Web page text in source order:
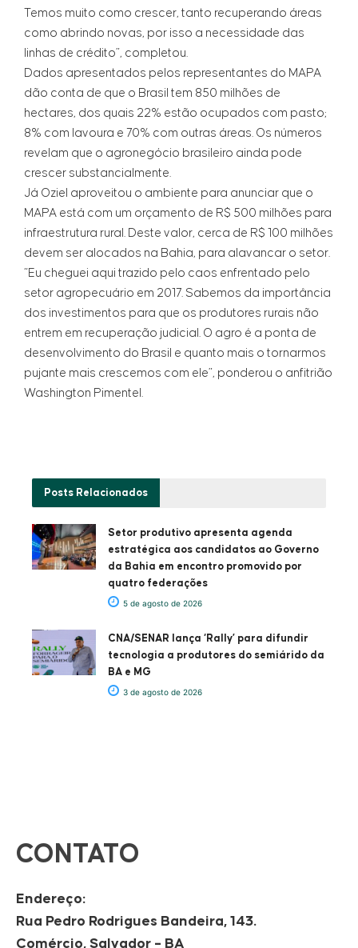
Temos muito como crescer, tanto recuperando áreas
como abrindo novas, por isso a necessidade das
linhas de crédito”, completou.
Dados apresentados pelos representantes do MAPA
dão conta de que o Brasil tem 850 milhões de
hectares, dos quais 22% estão ocupados com pasto;
8% com lavoura e 70% com outras áreas. Os números
revelam que o agronegócio brasileiro ainda pode
crescer substancialmente.
Já Oziel aproveitou o ambiente para anunciar que o
MAPA está com um orçamento de R$ 500 milhões para
infraestrutura rural. Deste valor, cerca de R$ 100 milhões
devem ser alocados na Bahia, para alavancar o setor.
“Eu cheguei aqui trazido pelo caos enfrentado pelo
setor agropecuário em 2017. Sabemos da importância
dos investimentos para que os produtores rurais não
entrem em recuperação judicial. O agro é a ponta de
desenvolvimento do Brasil e quanto mais o tornarmos
pujante mais crescemos com ele”, ponderou o anfitrião
Washington Pimentel.
Posts Relacionados
Setor produtivo apresenta agenda
estratégica aos candidatos ao Governo
da Bahia em encontro promovido por
quatro federações
5 de agosto de 2026
CNA/SENAR lança ‘Rally’ para difundir
tecnologia a produtores do semiárido da
BA e MG
3 de agosto de 2026
CONTATO
Endereço:
Rua Pedro Rodrigues Bandeira, 143.
Comércio, Salvador – BA